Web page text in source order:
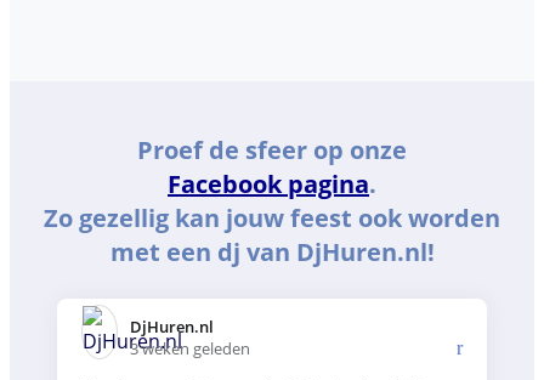
Proef de sfeer op onze
Facebook pagina.
Zo gezellig kan jouw feest ook worden
met een dj van DjHuren.nl!
DjHuren.nl️
3 weken geleden